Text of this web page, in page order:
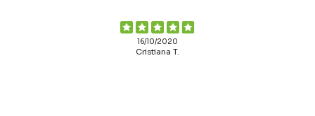
16/10/2020
Cristiana T.